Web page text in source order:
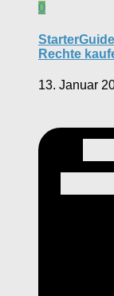
0
Rechte
13. Januar